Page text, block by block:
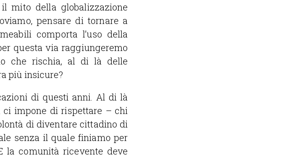
mito della globalizzazione
pensare di tornare a
comporta l’uso della
questa via raggiungeremo
che rischia, al di là delle
più insicure?
di questi anni. Al di là
ci impone di rispettare – chi
di diventare cittadino di
senza il quale finiamo per
la comunità ricevente deve